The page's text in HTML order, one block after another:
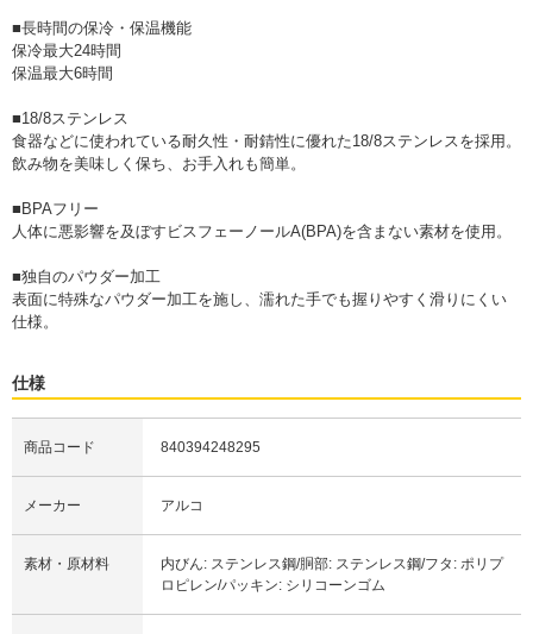
■長時間の保冷・保温機能
保冷最大24時間
保温最大6時間
■18/8ステンレス
食器などに使われている耐久性・耐錆性に優れた18/8ステンレスを採用。
飲み物を美味しく保ち、お手入れも簡単。
■BPAフリー
人体に悪影響を及ぼすビスフェーノールA(BPA)を含まない素材を使用。
■独自のパウダー加工
表面に特殊なパウダー加工を施し、濡れた手でも握りやすく滑りにくい
仕様。
仕様
商品コード 840394248295
メーカー アルコ
素材・原材料
内びん: ステンレス鋼/胴部: ステンレス鋼/フタ: ポリプ
ロピレン/パッキン: シリコーンゴム